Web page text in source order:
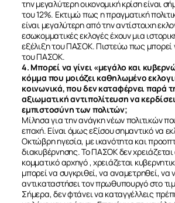
την μεγαλύτερη οικονομική κρίση είναι
του 12%. Εκτιμώ πως η πραγματική
είναι μεγαλύτερη από την αντίστοιχη
εσωκομματικές εκλογές έχουν μια
εξέλιξη του ΠΑΣΟΚ. Πιστεύω πως μπορεί
του ΠΑΣΟΚ.
4. Μπορεί να γίνει «μεγάλο και
κόμμα που μοιάζει καθηλωμένο
κοινωνικά, που δεν καταφέρνει παρά
αξιωματική αντιπολίτευση να
εμπιστοσύνη των πολιτών;
Μίλησα για την ανάγκη νέων πολιτικών
εποχή. Είναι όμως εξίσου σημαντικό να
Οκτώβρη ηγεσία, με ικανότητα και
διακυβέρνησης. Το ΠΑΣΟΚ δεν
κομματικό αρχηγό , χρειάζεται
μπορεί να συγκριθεί, να αναμετρηθεί, να
αντικαταστήσει τον πρωθυπουργό στο
Σήμερα, δεν φτάνει να καταγγέλλεις